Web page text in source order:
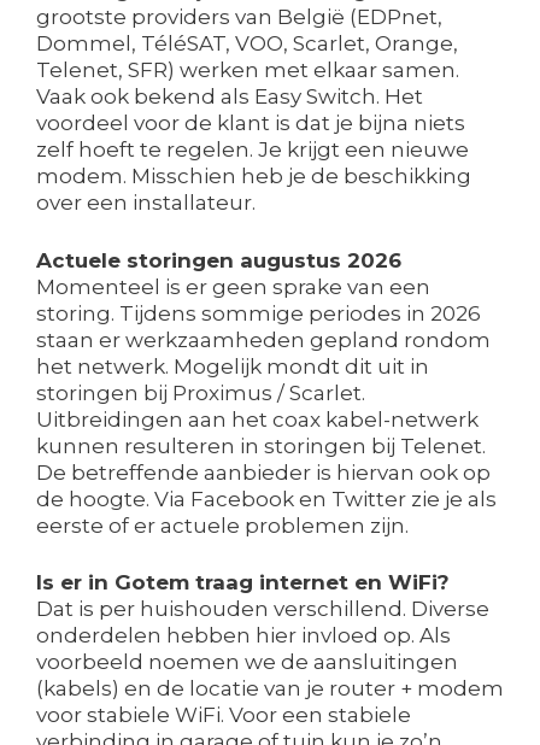
grootste providers van België (EDPnet,
Dommel, TéléSAT, VOO, Scarlet, Orange,
Telenet, SFR) werken met elkaar samen.
Vaak ook bekend als Easy Switch. Het
voordeel voor de klant is dat je bijna niets
zelf hoeft te regelen. Je krijgt een nieuwe
modem. Misschien heb je de beschikking
over een installateur.
Actuele storingen augustus 2026
Momenteel is er geen sprake van een
storing. Tijdens sommige periodes in 2026
staan er werkzaamheden gepland rondom
het netwerk. Mogelijk mondt dit uit in
storingen bij Proximus / Scarlet.
Uitbreidingen aan het coax kabel-netwerk
kunnen resulteren in storingen bij Telenet.
De betreffende aanbieder is hiervan ook op
de hoogte. Via Facebook en Twitter zie je als
eerste of er actuele problemen zijn.
Is er in Gotem traag internet en WiFi?
Dat is per huishouden verschillend. Diverse
onderdelen hebben hier invloed op. Als
voorbeeld noemen we de aansluitingen
(kabels) en de locatie van je router + modem
voor stabiele WiFi. Voor een stabiele